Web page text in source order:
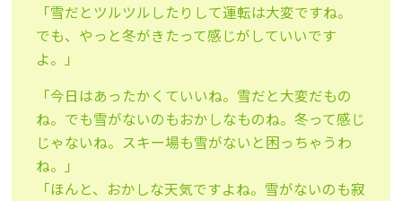
「雪だとツルツルしたりして運転は大変ですね。
でも、やっと冬がきたって感じがしていいです
よ。」
「今日はあったかくていいね。雪だと大変だもの
ね。でも雪がないのもおかしなものね。冬って感じ
じゃないね。スキー場も雪がないと困っちゃうわ
ね。」
「ほんと、おかしな天気ですよね。雪がないのも寂